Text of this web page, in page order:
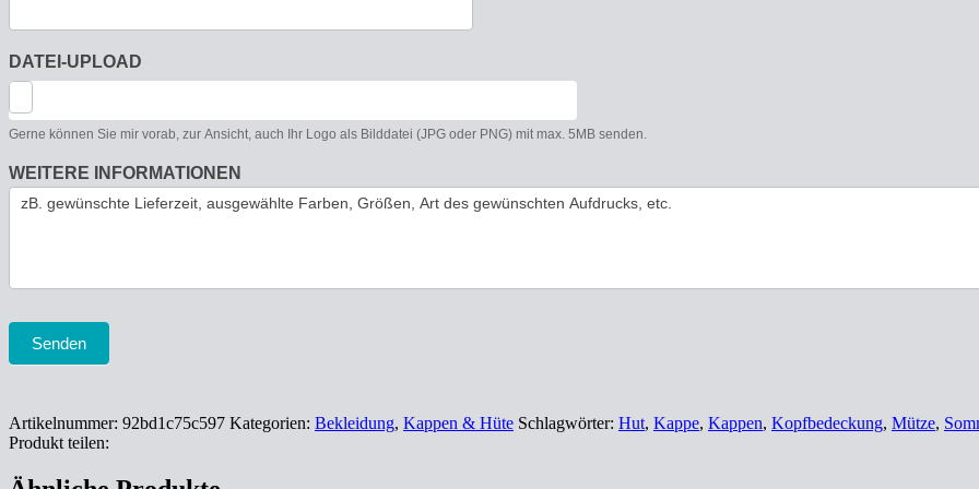
DATEI-UPLOAD
Gerne können Sie mir vorab, zur Ansicht, auch Ihr Logo als Bilddatei (JPG oder PNG) mit max. 5MB senden.
WEITERE INFORMATIONEN
Senden
Artikelnummer: 92bd1c75c597 Kategorien: Bekleidung, Kappen & Hüte Schlagwörter: Hut, Kappe, Kappen, Kopfbedeckung, Mütze,
Produkt teilen: